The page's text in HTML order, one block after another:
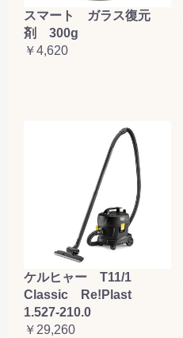
スマート ガラス復元
剤 300g
￥4,620
ケルヒャー T11/1
Classic Re!Plast
1.527-210.0
￥29,260